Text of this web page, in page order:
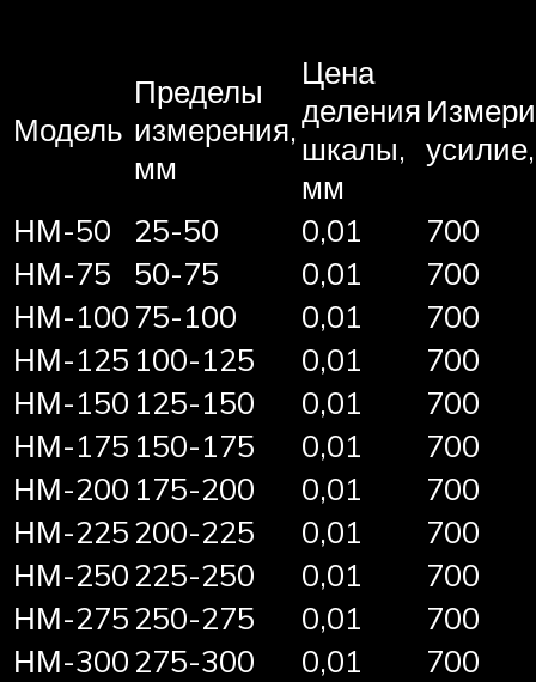
Модель
Пределы
измерения,
мм
Цена
деления
шкалы,
мм
НМ-50 25-50 0,01
700
НМ-75
50-75 0,01
700
НМ-100 75-100 0,01
700
НМ-125 100-125 0,01
700
НМ-150 125-150 0,01
700
НМ-175 150-175 0,01
700
НМ-200 175-200 0,01
700
НМ-225200-225 0,01
700
НМ-250225-250 0,01
700
НМ-275250-275 0,01
700
НМ-300275-300 0,01 700